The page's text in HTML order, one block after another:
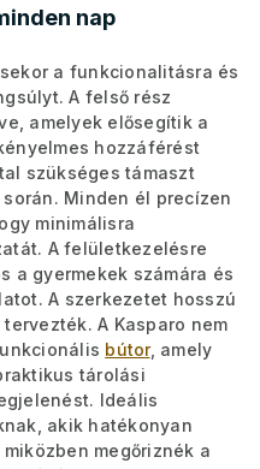
nap
a funkcionalitásra és
A felső rész
amelyek elősegítik a
hozzáférést
szükséges támaszt
Minden él precízen
minimálisra
A felületkezelésre
a gyermekek számára és
A szerkezetet hosszú
A Kasparo nem
bútor, amely
tárolási
Ideális
akik hatékonyan
megőriznék a